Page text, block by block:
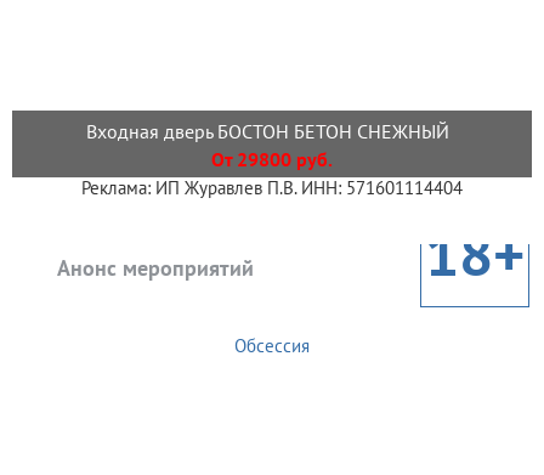
Входная дверь БОСТОН БЕТОН СНЕЖНЫЙ
От 29800 руб.
Реклама: ИП Журавлев П.В. ИНН: 571601114404
Анонс мероприятий 18+
Обсессия